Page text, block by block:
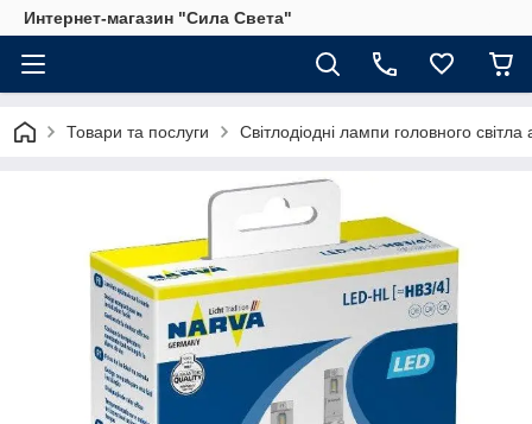
Интернет-магазин "Сила Света"
Товари та послуги Світлодіодні лампи головного світла